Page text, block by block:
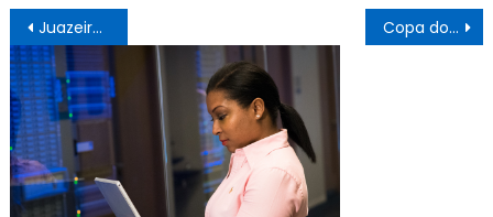
Navegação
de
Post
Juazeiro de Luto: Faleceu nesse domingo, o proprietário do bar do “Gordo”, na orla da cidade Copa do Brasil: Palmeiras chega a Porto Alegre para o primeiro jogo da final